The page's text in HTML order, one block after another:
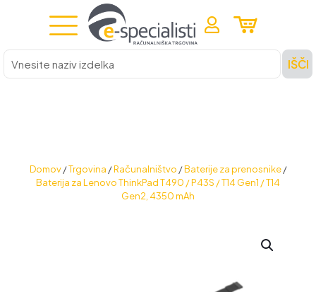
Vnesite
naziv
izdelka
IŠČI
Domov /Trgovina /Računalništvo /Baterije za prenosnike /
Baterija za Lenovo ThinkPad T490 / P43S / T14 Gen1 / T14
Gen2, 4350 mAh